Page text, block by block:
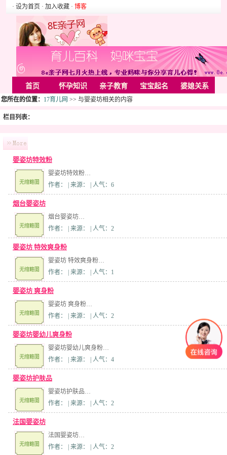
· 设为首页 · 加入收藏 · 博客
首页 怀孕知识 亲子教育 宝宝起名 婆媳关系
母婴用品 胎教音乐 婚姻家庭
美容化装
您所在的位置： 17育儿网 >> 与婴姿坊相关的内容
栏目列表：
婴姿坊特效粉
婴姿坊特效粉…
作者： | 来源： | 人气：6
烟台婴姿坊
烟台婴姿坊…
作者： | 来源： | 人气：2
婴姿坊 特效爽身粉
婴姿坊 特效爽身粉…
作者： | 来源： | 人气：1
婴姿坊 爽身粉
婴姿坊 爽身粉…
作者： | 来源： | 人气：2
婴姿坊婴幼儿爽身粉
婴姿坊婴幼儿爽身粉…
作者： | 来源： | 人气：4
婴姿坊护肤品
婴姿坊护肤品…
作者： | 来源： | 人气：2
法国婴姿坊
法国婴姿坊…
作者： | 来源： | 人气：2